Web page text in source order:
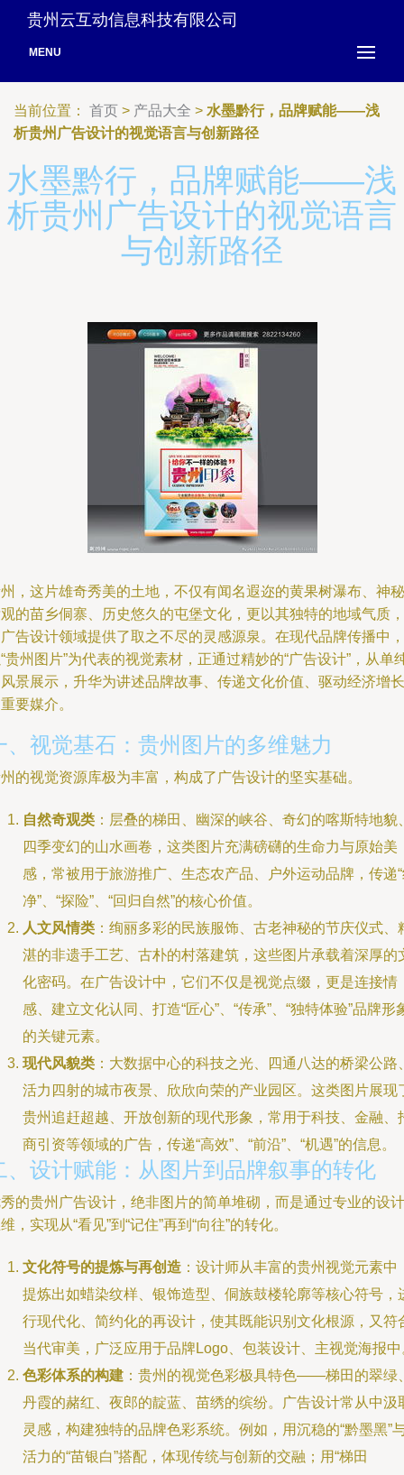
贵州云互动信息科技有限公司
MENU
当前位置： 首页 > 产品大全 > 水墨黔行，品牌赋能——浅
析贵州广告设计的视觉语言与创新路径
水墨黔行，品牌赋能——浅
析贵州广告设计的视觉语言
与创新路径
，这片雄奇秀美的土地，不仅有闻名遐迩的黄果树瀑布、神秘
的苗乡侗寨、历史悠久的屯堡文化，更以其独特的地域气质，
告设计领域提供了取之不尽的灵感源泉。在现代品牌传播中，
贵州图片”为代表的视觉素材，正通过精妙的“广告设计”，从单
景展示，升华为讲述品牌故事、传递文化价值、驱动经济增长
要媒介。
、视觉基石：贵州图片的多维魅力
的视觉资源库极为丰富，构成了广告设计的坚实基础。
自然奇观类 ：层叠的梯田、幽深的峡谷、奇幻的喀斯特地貌
四季变幻的山水画卷，这类图片充满磅礴的生命力与原始美
感，常被用于旅游推广、生态农产品、户外运动品牌，传递
净”、“探险”、“回归自然”的核心价值。
人文风情类 ：绚丽多彩的民族服饰、古老神秘的节庆仪式、
湛的非遗手工艺、古朴的村落建筑，这些图片承载着深厚的
化密码。在广告设计中，它们不仅是视觉点缀，更是连接情
感、建立文化认同、打造“匠心”、“传承”、“独特体验”品牌形
的关键元素。
现代风貌类 ：大数据中心的科技之光、四通八达的桥梁公路
活力四射的城市夜景、欣欣向荣的产业园区。这类图片展现
贵州追赶超越、开放创新的现代形象，常用于科技、金融、
商引资等领域的广告，传递“高效”、“前沿”、“机遇”的信息。
、设计赋能：从图片到品牌叙事的转化
的贵州广告设计，绝非图片的简单堆砌，而是通过专业的设计
，实现从“看见”到“记住”再到“向往”的转化。
文化符号的提炼与再创造 ：设计师从丰富的贵州视觉元素中
提炼出如蜡染纹样、银饰造型、侗族鼓楼轮廓等核心符号，
行现代化、简约化的再设计，使其既能识别文化根源，又符
当代审美，广泛应用于品牌Logo、包装设计、主视觉海报中
色彩体系的构建 ：贵州的视觉色彩极具特色——梯田的翠绿
丹霞的赭红、夜郎的靛蓝、苗绣的缤纷。广告设计常从中汲
灵感，构建独特的品牌色彩系统。例如，用沉稳的“黔墨黑”
活力的“苗银白”搭配，体现传统与创新的交融；用“梯田